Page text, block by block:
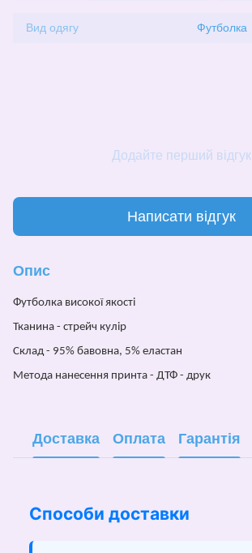
Вид одягу Футболка
Додайте перший відгук
Написати відгук
Опис
Футболка високої якості
Тканина - стрейч кулір
Склад - 95% бавовна, 5% еластан
Метода нанесення принта - ДТФ - друк
Доставка Оплата Гарантія
Способи доставки